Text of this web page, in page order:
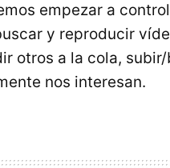
empezar a
y reproducir
otros a la cola,
nos interesan.